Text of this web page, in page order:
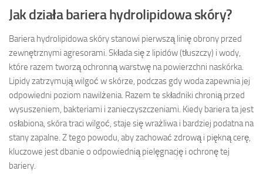
Jak działa bariera hydrolipidowa skóry?
Bariera hydrolipidowa skóry stanowi pierwszą linię obrony przed
zewnętrznymi agresorami. Składa się z lipidów (tłuszczy) i wody,
które razem tworzą ochronną warstwę na powierzchni naskórka.
Lipidy zatrzymują wilgoć w skórze, podczas gdy woda zapewnia jej
odpowiedni poziom nawilżenia. Razem te składniki chronią przed
wysuszeniem, bakteriami i zanieczyszczeniami. Kiedy bariera ta jest
osłabiona, skóra traci wilgoć, staje się wrażliwa i bardziej podatna na
stany zapalne. Z tego powodu, aby zachować zdrową i piękną cerę,
kluczowe jest dbanie o odpowiednią pielęgnację i ochronę tej
bariery.